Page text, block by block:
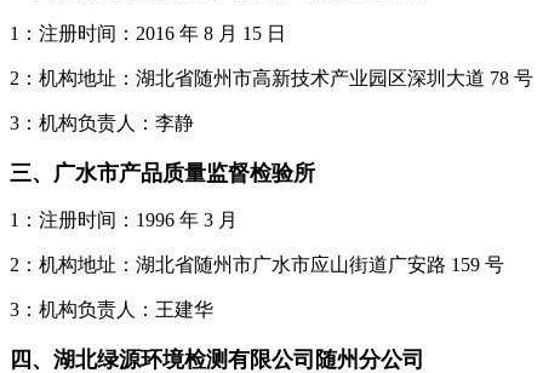
1：注册时间：2016 年 8 月 15 日
2：机构地址：湖北省随州市高新技术产业园区深圳大道 78 号
3：机构负责人：李静
三、广水市产品质量监督检验所
1：注册时间：1996 年 3 月
2：机构地址：湖北省随州市广水市应山街道广安路 159 号
3：机构负责人：王建华
四、湖北绿源环境检测有限公司随州分公司